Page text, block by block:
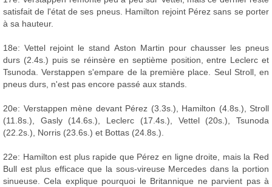
satisfait de l'état de ses pneus. Hamilton rejoint Pérez sans se porter
à sa hauteur.
18e: Vettel rejoint le stand Aston Martin pour chausser les pneus
durs (2.4s.) puis se réinsère en septième position, entre Leclerc et
Tsunoda. Verstappen s'empare de la première place. Seul Stroll, en
pneus durs, n'est pas encore passé aux stands.
20e: Verstappen mène devant Pérez (3.3s.), Hamilton (4.8s.), Stroll
(11.8s.), Gasly (14.6s.), Leclerc (17.4s.), Vettel (20s.), Tsunoda
(22.2s.), Norris (23.6s.) et Bottas (24.8s.).
22e: Hamilton est plus rapide que Pérez en ligne droite, mais la Red
Bull est plus efficace que la sous-vireuse Mercedes dans la portion
sinueuse. Cela explique pourquoi le Britannique ne parvient pas à